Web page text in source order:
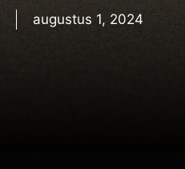
augustus 1, 2024